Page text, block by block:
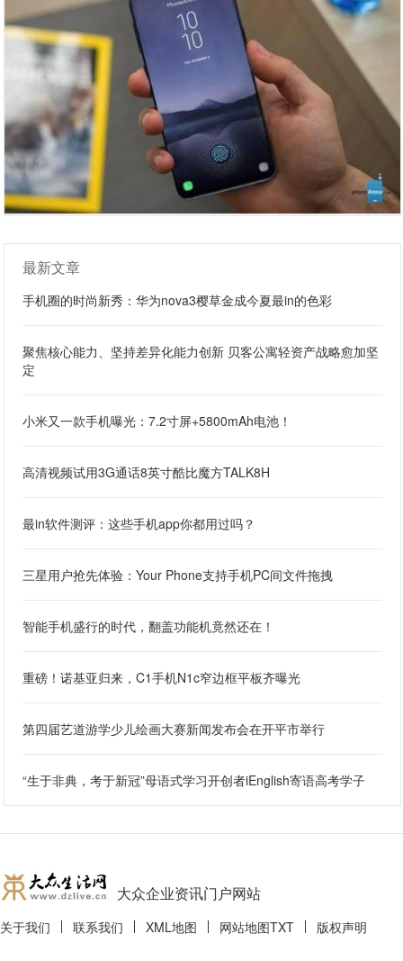
最新文章
手机圈的时尚新秀：华为nova3樱草金成今夏最in的色彩
聚焦核心能力、坚持差异化能力创新 贝客公寓轻资产战略愈加坚
定
小米又一款手机曝光：7.2寸屏+5800mAh电池！
高清视频试用3G通话8英寸酷比魔方TALK8H
最in软件测评：这些手机app你都用过吗？
三星用户抢先体验：Your Phone支持手机PC间文件拖拽
智能手机盛行的时代，翻盖功能机竟然还在！
重磅！诺基亚归来，C1手机N1c窄边框平板齐曝光
第四届艺道游学少儿绘画大赛新闻发布会在开平市举行
“生于非典，考于新冠”母语式学习开创者iEnglish寄语高考学子
大众企业资讯门户网站
关于我们 联系我们 XML地图 网站地图TXT 版权声明